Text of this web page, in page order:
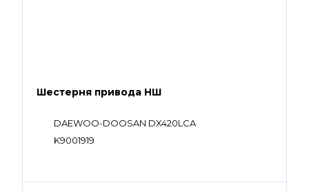
Шестерня привода НШ
DAEWOO-DOOSAN DX420LCA
K9001919